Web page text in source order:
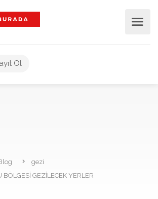
Ol
gezi
GEZİLECEK YERLER